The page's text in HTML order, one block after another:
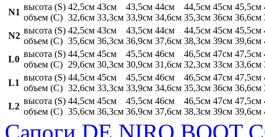
N1
высота (S)
объем (C)
42,5см
32,6см
43см
33,3см
43,5см
33,9см
44см
34,6см
44,5см
35,3см
45см
36см
45,5см
36,6см
N2
высота (S)
объем (C)
42,5см
35,6см
43см
36,3см
43,5см
36,9см
44см
37,6см
44,5см
38,3см
45см
39см
45,5см
39,6см
L0
высота (S)
объем (C)
44,5см
29,6см
45см
30,3см
45,5см
30,9см
46см
31,6см
46,5см
32,3см
47см
33см
47,5см
33,6см
L1
высота (S)
объем (C)
44,5см
32,6см
45см
33,3см
45,5см
33,9см
46см
34,6см
46,5см
35,3см
47см
36см
47,5см
36,6см
L2
высота (S)
объем (C)
44,5см
35,6см
45см
36,3см
45,5см
36,9см
46см
37,6см
46,5см
38,3см
47см
39см
47,5см
39,6см